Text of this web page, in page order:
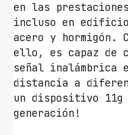
en las
incluso en
acero y hormigón.
ello, es capaz de
señal inalámbrica
distancia a
un dispositivo
generación!